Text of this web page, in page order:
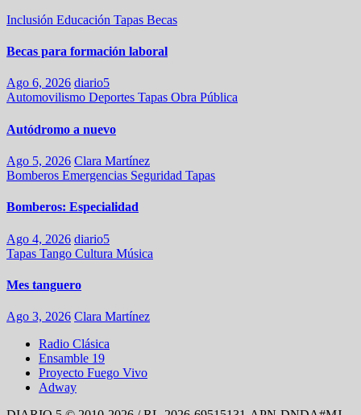
Inclusión Educación Tapas Becas
Becas para formación laboral
Ago 6, 2026 diario5
Automovilismo Deportes Tapas Obra Pública
Autódromo a nuevo
Ago 5, 2026 Clara Martínez
Bomberos Emergencias Seguridad Tapas
Bomberos: Especialidad
Ago 4, 2026 diario5
Tapas Tango Cultura Música
Mes tanguero
Ago 3, 2026 Clara Martínez
Radio Clásica
Ensamble 19
Proyecto Fuego Vivo
Adway